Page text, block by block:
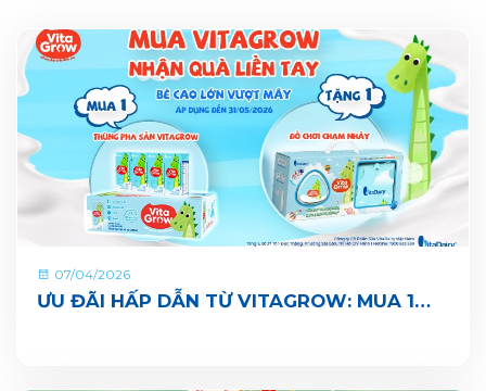
07/04/2026
ƯU ĐÃI HẤP DẪN TỪ VITAGROW: MUA 1